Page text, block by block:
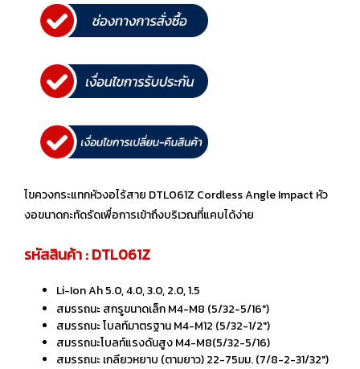
ไขควงกระแทกหัวงอไร้สาย DTL061Z Cordless Angle Impact หัว
งอขนาดกะทัดรัดเพื่อการเข้าถึงบริเวณที่แคบได้ง่าย
รหัสสินค้า : DTL061Z
Li-Ion Ah 5.0, 4.0, 3.0, 2.0, 1.5
สมรรถนะ สกรูขนาดเล็ก M4-M8 (5/32-5/16")
สมรรถนะ โบลท์มาตรฐาน M4-M12 (5/32-1/2")
สมรรถนะโบลท์แรงดันสูง M4-M8(5/32-5/16)
สมรรถนะ เกลียวหยาบ (ตามยาว) 22-75มม. (7/8-2-31/32")